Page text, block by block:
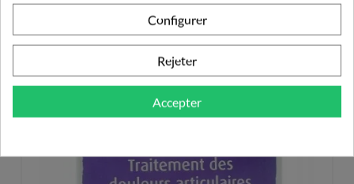
PRODUITS DE LA MÊME CATÉGORIE
DOULEURS ARTICULAIRES
Configurer
Rejeter
Accepter